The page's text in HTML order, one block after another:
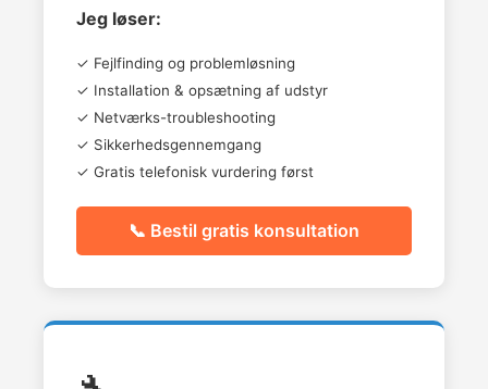
Jeg løser:
✓ Fejlfinding og problemløsning
✓ Installation & opsætning af udstyr
✓ Netværks-troubleshooting
✓ Sikkerhedsgennemgang
✓ Gratis telefonisk vurdering først
📞 Bestil gratis konsultation